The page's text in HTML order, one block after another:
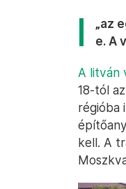
„az
e. A
A litván
18-tól
régióba
kell. A